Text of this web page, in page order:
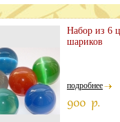
Набор из 6
шариков
подробнее